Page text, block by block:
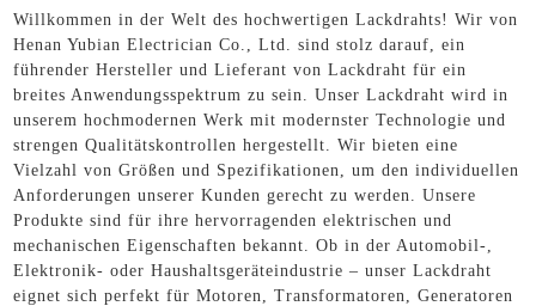
Willkommen in der Welt des hochwertigen Lackdrahts! Wir von
Henan Yubian Electrician Co., Ltd. sind stolz darauf, ein
führender Hersteller und Lieferant von Lackdraht für ein
breites Anwendungsspektrum zu sein. Unser Lackdraht wird in
unserem hochmodernen Werk mit modernster Technologie und
strengen Qualitätskontrollen hergestellt. Wir bieten eine
Vielzahl von Größen und Spezifikationen, um den individuellen
Anforderungen unserer Kunden gerecht zu werden. Unsere
Produkte sind für ihre hervorragenden elektrischen und
mechanischen Eigenschaften bekannt. Ob in der Automobil-,
Elektronik- oder Haushaltsgeräteindustrie – unser Lackdraht
eignet sich perfekt für Motoren, Transformatoren, Generatoren